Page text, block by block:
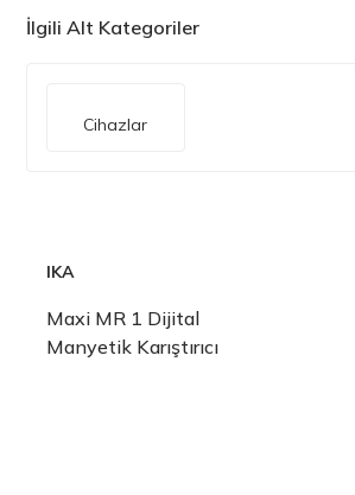
İlgili Alt Kategoriler
Cihazlar
IKA
Maxi MR 1 Dijital
Manyetik Karıştırıcı